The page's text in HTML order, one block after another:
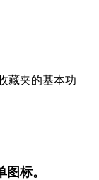
藏夹的基本功
标。